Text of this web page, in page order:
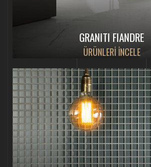
GRANITI FIANDRE
ÜRÜNLERİ İNCELE